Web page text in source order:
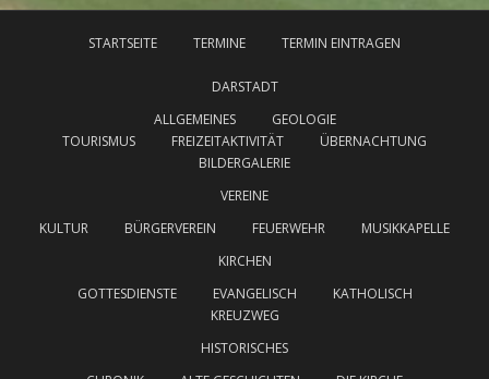
STARTSEITE TERMINE TERMIN EINTRAGEN
DARSTADT
ALLGEMEINES
GEOLOGIE
TOURISMUS
FREIZEITAKTIVITÄT
ÜBERNACHTUNG
BILDERGALERIE
VEREINE
KULTUR
BÜRGERVEREIN FEUERWEHR
MUSIKKAPELLE
KIRCHEN
GOTTESDIENSTE
EVANGELISCH
KATHOLISCH
KREUZWEG
HISTORISCHES